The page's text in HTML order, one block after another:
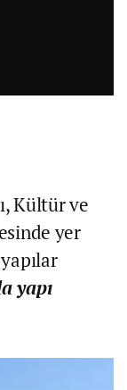
Kültür ve
yer
yapı